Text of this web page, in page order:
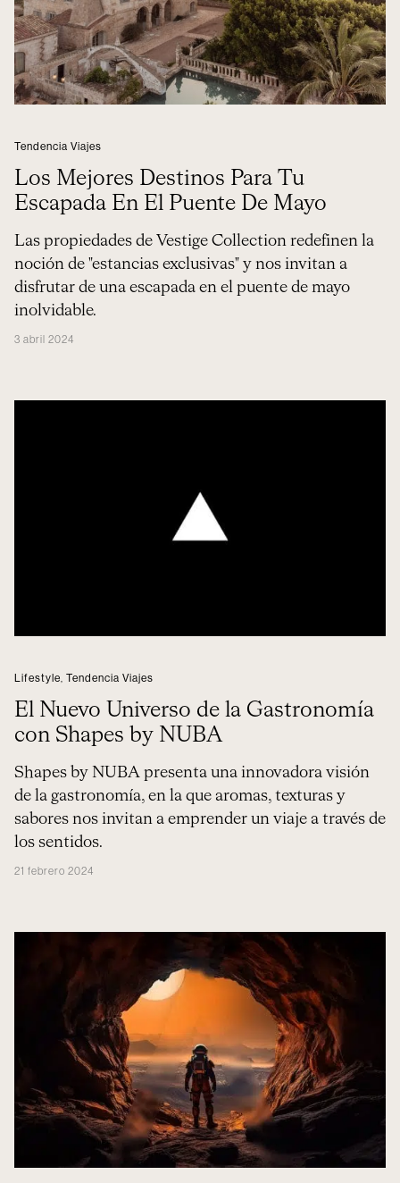
Tendencia Viajes
Los Mejores Destinos Para Tu
Escapada En El Puente De Mayo
Las propiedades de Vestige Collection redefinen la
noción de "estancias exclusivas" y nos invitan a
disfrutar de una escapada en el puente de mayo
inolvidable.
3 abril 2024
Lifestyle Tendencia Viajes
El Nuevo Universo de la Gastronomía
con Shapes by NUBA
Shapes by NUBA presenta una innovadora visión
de la gastronomía, en la que aromas, texturas y
sabores nos invitan a emprender un viaje a través de
los sentidos.
21 febrero 2024